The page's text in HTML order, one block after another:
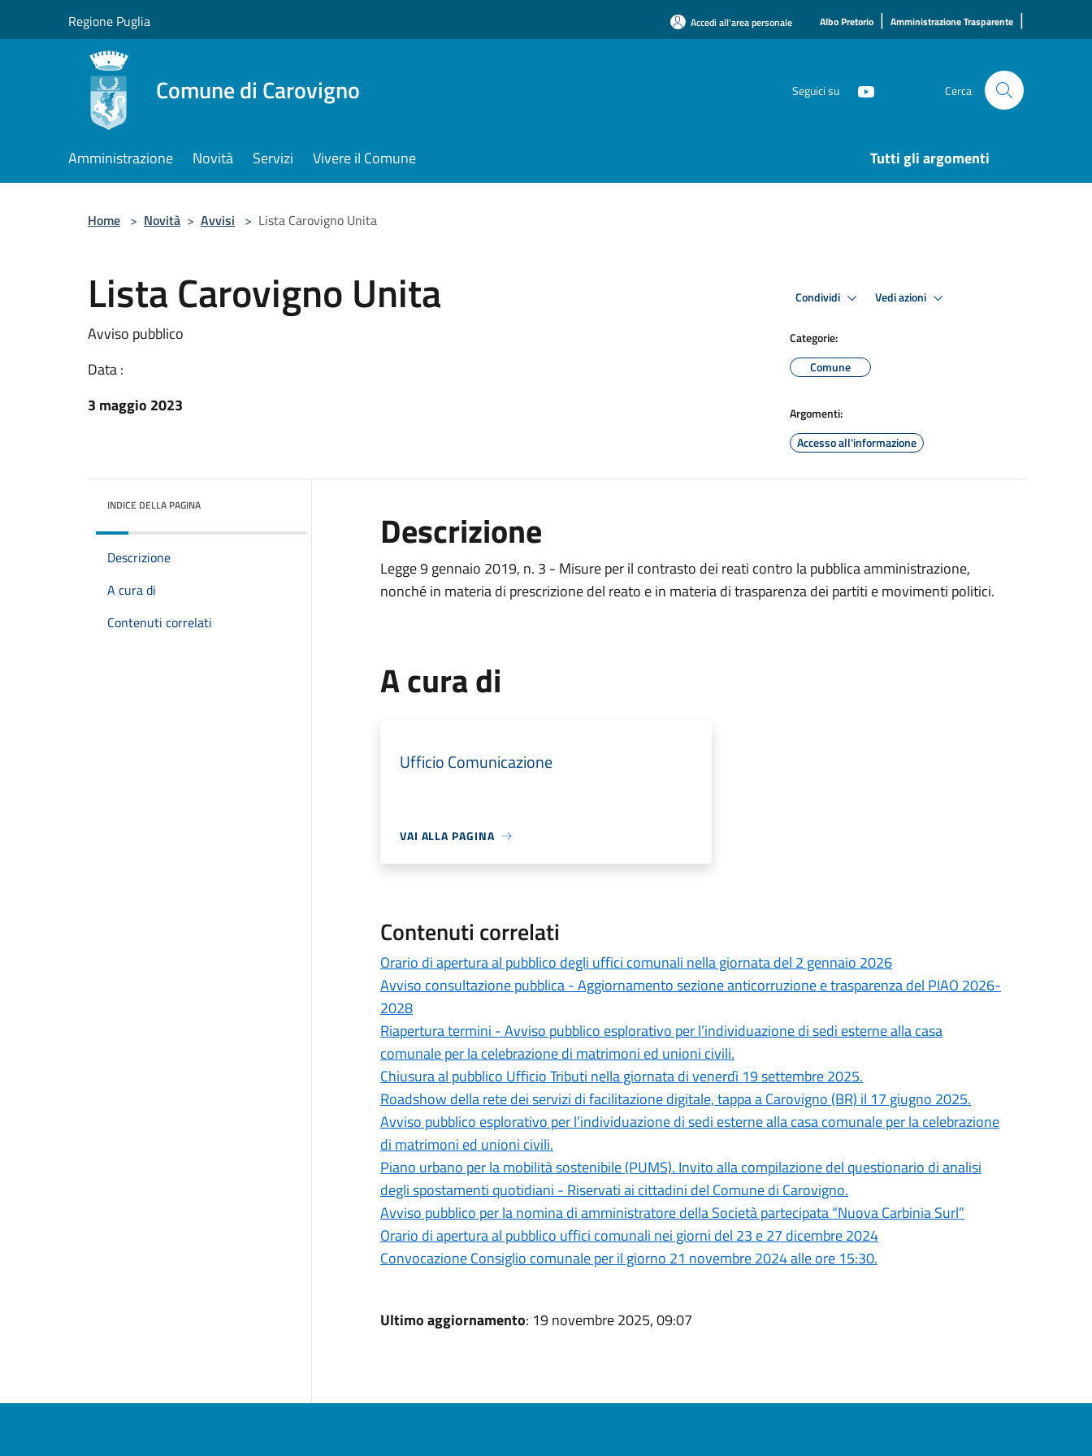
Regione Puglia Accedi all'area personale Albo Pretorio | Amministrazione Trasparente |
Comune di Carovigno Seguici su Cerca
Amministrazione Novità Servizi Vivere il Comune Tutti gli argomenti
Home > Novità > Avvisi > Lista Carovigno Unita
Lista Carovigno Unita
Avviso pubblico
Data :
3 maggio 2023
Condividi Vedi azioni
Categorie:
Comune
Argomenti:
Accesso all'informazione
INDICE DELLA PAGINA
Descrizione
A cura di
Contenuti correlati
Descrizione
Legge 9 gennaio 2019, n. 3 - Misure per il contrasto dei reati contro la pubblica amministrazione,
nonché in materia di prescrizione del reato e in materia di trasparenza dei partiti e movimenti politici.
A cura di
Ufficio Comunicazione
VAI ALLA PAGINA
Contenuti correlati
Orario di apertura al pubblico degli uffici comunali nella giornata del 2 gennaio 2026
Avviso consultazione pubblica - Aggiornamento sezione anticorruzione e trasparenza del PIAO 2026-
2028
Riapertura termini - Avviso pubblico esplorativo per l’individuazione di sedi esterne alla casa
comunale per la celebrazione di matrimoni ed unioni civili.
Chiusura al pubblico Ufficio Tributi nella giornata di venerdì 19 settembre 2025.
Roadshow della rete dei servizi di facilitazione digitale, tappa a Carovigno (BR) il 17 giugno 2025.
Avviso pubblico esplorativo per l’individuazione di sedi esterne alla casa comunale per la celebrazione
di matrimoni ed unioni civili.
Piano urbano per la mobilità sostenibile (PUMS). Invito alla compilazione del questionario di analisi
degli spostamenti quotidiani - Riservati ai cittadini del Comune di Carovigno.
Avviso pubblico per la nomina di amministratore della Società partecipata “Nuova Carbinia Surl”
Orario di apertura al pubblico uffici comunali nei giorni del 23 e 27 dicembre 2024
Convocazione Consiglio comunale per il giorno 21 novembre 2024 alle ore 15:30.
Ultimo aggiornamento: 19 novembre 2025, 09:07